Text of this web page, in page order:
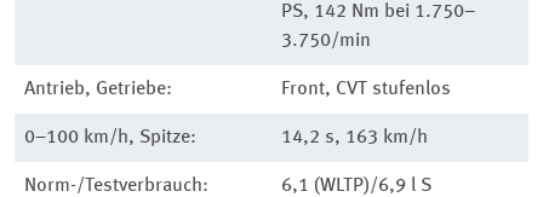
PS, 142 Nm bei 1.750–
3.750/min
Antrieb, Getriebe: Front, CVT stufenlos
0–100 km/h, Spitze: 14,2 s, 163 km/h
Norm-/Testverbrauch: 6,1 (WLTP)/6,9 l S